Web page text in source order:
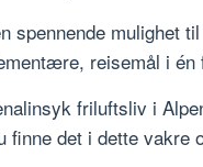
spennende mulighet
reisemål i én
friluftsliv i
finne det i dette vakre